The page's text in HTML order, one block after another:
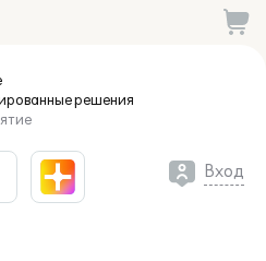
решения
Вход